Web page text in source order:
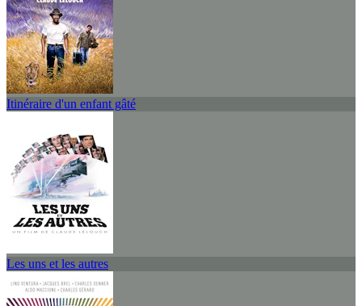
Itinéraire d'un enfant gâté
Les uns et les autres